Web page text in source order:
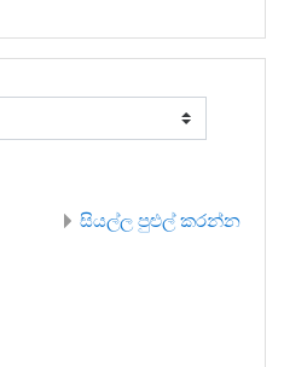
සියල්ල පුළුල් කරන්න